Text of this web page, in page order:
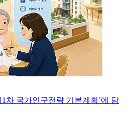
1차 국가인구전략 기본계획’에 담